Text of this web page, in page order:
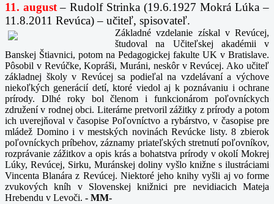
11. august – Rudolf Strinka (19.6.1927 Mokrá Lúka –
11.8.2011 Revúca) – učiteľ, spisovateľ.
Základné vzdelanie získal v Revúcej,
študoval na Učiteľskej akadémii v
Banskej Štiavnici, potom na Pedagogickej fakulte UK v Bratislave.
Pôsobil v Revúčke, Kopráši, Muráni, neskôr v Revúcej. Ako učiteľ
základnej školy v Revúcej sa podieľal na vzdelávaní a výchove
niekoľkých generácií detí, ktoré viedol aj k poznávaniu i ochrane
prírody. Dlhé roky bol členom i funkcionárom poľovníckych
združení v rodnej obci. Literárne pretvoril zážitky z prírody a potom
ich uverejňoval v časopise Poľovníctvo a rybárstvo, v časopise pre
mládež Domino i v mestských novinách Revúcke listy. 8 zbierok
poľovníckych príbehov, záznamy priateľských stretnutí poľovníkov,
rozprávanie zážitkov a opis krás a bohatstva prírody v okolí Mokrej
Lúky, Revúcej, Sirku, Muránskej doliny vyšlo knižne s ilustráciami
Vincenta Blanára z Revúcej. Niektoré jeho knihy vyšli aj vo forme
zvukových kníh v Slovenskej knižnici pre nevidiacich Mateja
Hrebendu v Levoči. - MM-